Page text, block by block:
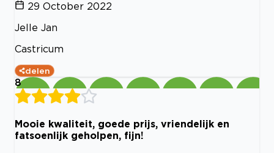
29 October 2022
Jelle Jan
Castricum
delen
8
Mooie kwaliteit, goede prijs, vriendelijk en
fatsoenlijk geholpen, fijn!